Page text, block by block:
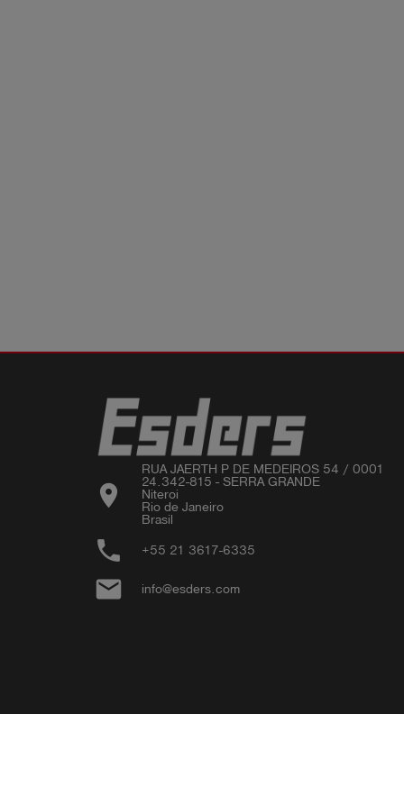
location_on
RUA JAERTH P DE MEDEIROS 54 / 0001
24.342-815 - SERRA GRANDE
Niteroi
Rio de Janeiro
phone +55 21 3617-6335
email info@esders.com